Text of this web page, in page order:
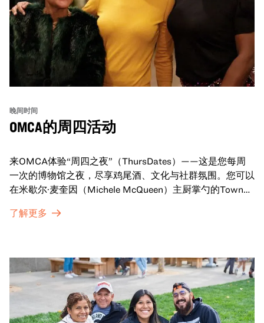
晚间时间
OMCA的周四活动
来OMCA体验“周四之夜”（ThursDates）——这是您每周
一次的博物馆之夜，尽享鸡尾酒、文化与社群氛围。您可以
在米歇尔·麦奎因（Michele McQueen）主厨掌勺的Town
探索那些在夜幕下焕发活力的展厅，那里将呈现快闪表演、
了解更多